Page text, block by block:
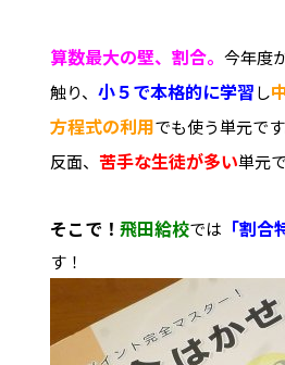
算数最大の壁、割合。 今年度
触り、 小５で本格的に学習し
方程式の利用でも使う単元で
反面、 苦手な生徒が多い単元
そこで！ 飛田給校では 「割合
す！